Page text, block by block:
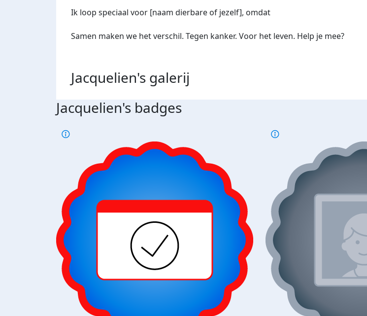
Ik loop speciaal voor [naam dierbare of jezelf], omdat
Samen maken we het verschil. Tegen kanker. Voor het leven. Help je mee?
Jacquelien's galerij
Jacquelien's badges